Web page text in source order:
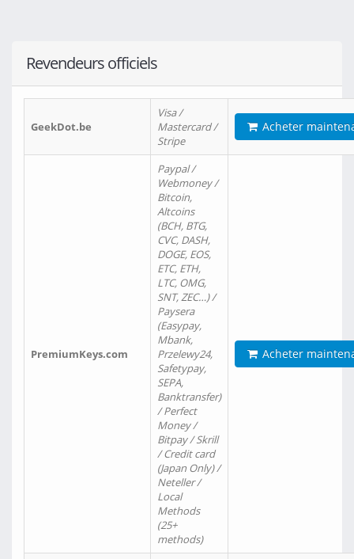
Revendeurs officiels
GeekDot.be
Visa /
Mastercard /
Stripe
Acheter
PremiumKeys.com
Paypal /
Webmoney /
Bitcoin,
Altcoins
(BCH, BTG,
CVC, DASH,
DOGE, EOS,
ETC, ETH,
LTC, OMG,
SNT, ZEC…) /
Paysera
(Easypay,
Mbank,
Przelewy24,
Safetypay,
SEPA,
Banktransfer)
/ Perfect
Money /
Bitpay / Skrill
/ Credit card
(Japan Only) /
Neteller /
Local
Methods
(25+
methods)
Acheter